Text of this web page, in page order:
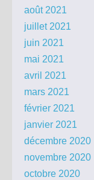
août 2021
juillet 2021
juin 2021
mai 2021
avril 2021
mars 2021
février 2021
janvier 2021
décembre 2020
novembre 2020
octobre 2020